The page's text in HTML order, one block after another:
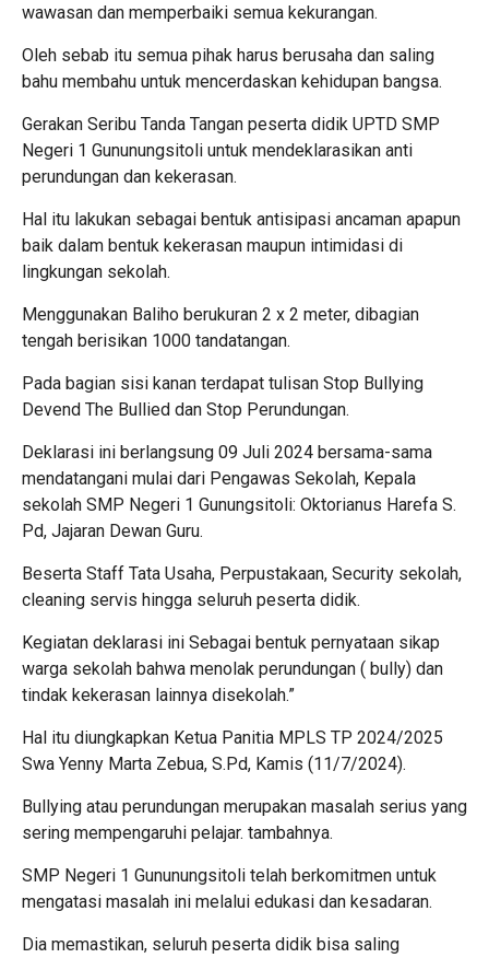
wawasan dan memperbaiki semua kekurangan.
Oleh sebab itu semua pihak harus berusaha dan saling
bahu membahu untuk mencerdaskan kehidupan bangsa.
Gerakan Seribu Tanda Tangan peserta didik UPTD SMP
Negeri 1 Gununungsitoli untuk mendeklarasikan anti
perundungan dan kekerasan.
Hal itu lakukan sebagai bentuk antisipasi ancaman apapun
baik dalam bentuk kekerasan maupun intimidasi di
lingkungan sekolah.
Menggunakan Baliho berukuran 2 x 2 meter, dibagian
tengah berisikan 1000 tandatangan.
Pada bagian sisi kanan terdapat tulisan Stop Bullying
Devend The Bullied dan Stop Perundungan.
Deklarasi ini berlangsung 09 Juli 2024 bersama-sama
mendatangani mulai dari Pengawas Sekolah, Kepala
sekolah SMP Negeri 1 Gunungsitoli: Oktorianus Harefa S.
Pd, Jajaran Dewan Guru.
Beserta Staff Tata Usaha, Perpustakaan, Security sekolah,
cleaning servis hingga seluruh peserta didik.
Kegiatan deklarasi ini Sebagai bentuk pernyataan sikap
warga sekolah bahwa menolak perundungan ( bully) dan
tindak kekerasan lainnya disekolah.”
Hal itu diungkapkan Ketua Panitia MPLS TP 2024/2025
Swa Yenny Marta Zebua, S.Pd, Kamis (11/7/2024).
Bullying atau perundungan merupakan masalah serius yang
sering mempengaruhi pelajar. tambahnya.
SMP Negeri 1 Gununungsitoli telah berkomitmen untuk
mengatasi masalah ini melalui edukasi dan kesadaran.
Dia memastikan, seluruh peserta didik bisa saling